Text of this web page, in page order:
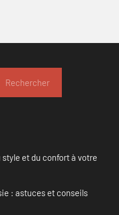
Rechercher
et du confort à votre
: astuces et conseils